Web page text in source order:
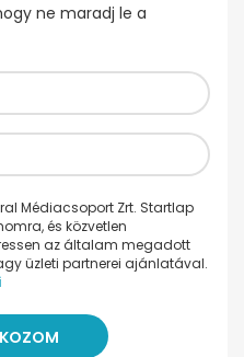
ne maradj le a
Médiacsoport Zrt. Startlap
és közvetlen
az általam megadott
üzleti partnerei ajánlatával.